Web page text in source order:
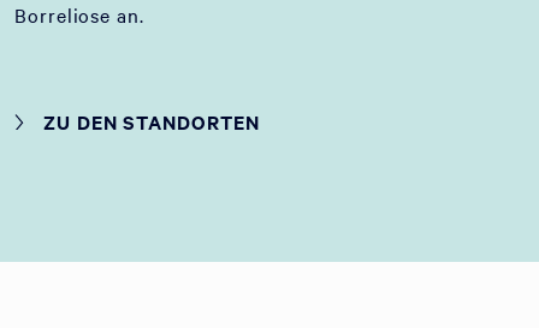
Borreliose an.
ZU DEN STANDORTEN